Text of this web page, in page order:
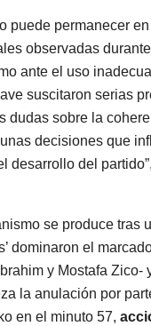
puede permanecer
observadas
ante el uso
suscitaron serias
dudas sobre la
decisiones que
desarrollo del
se produce tras
dominaron el
y Mostafa Zico-
la anulación por
en el minuto 57,